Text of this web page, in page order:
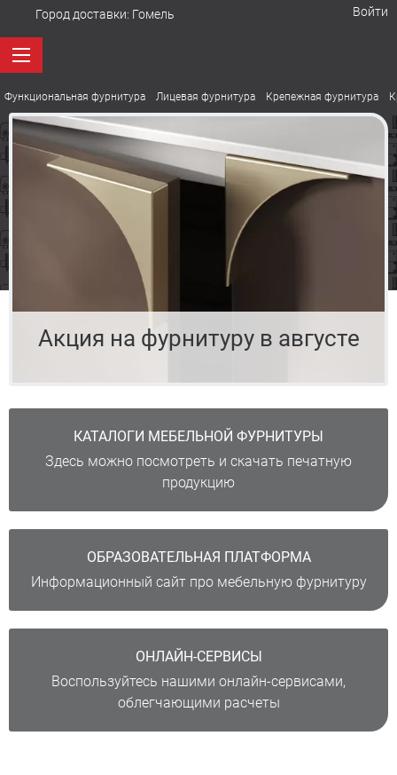
Город доставки: Гомель Войти
Функциональная фурнитура Лицевая фурнитура Крепежная фурнитура
Акция на фурнитуру в августе
КАТАЛОГИ МЕБЕЛЬНОЙ ФУРНИТУРЫ
Здесь можно посмотреть и скачать печатную
продукцию
ОБРАЗОВАТЕЛЬНАЯ ПЛАТФОРМА
Информационный сайт про мебельную фурнитуру
ОНЛАЙН-СЕРВИСЫ
Воспользуйтесь нашими онлайн-сервисами,
облегчающими расчеты